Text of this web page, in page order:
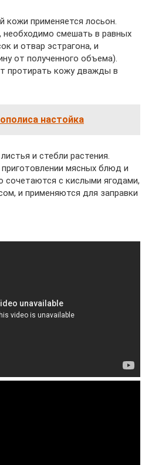
кожи применяется лосьон.
необходимо смешать в равных
и отвар эстрагона, и
от полученного объема).
протирать кожу дважды в
настойка
и стебли растения.
мясных блюд и
сочетаются с кислыми ягодами,
и применяются для заправки